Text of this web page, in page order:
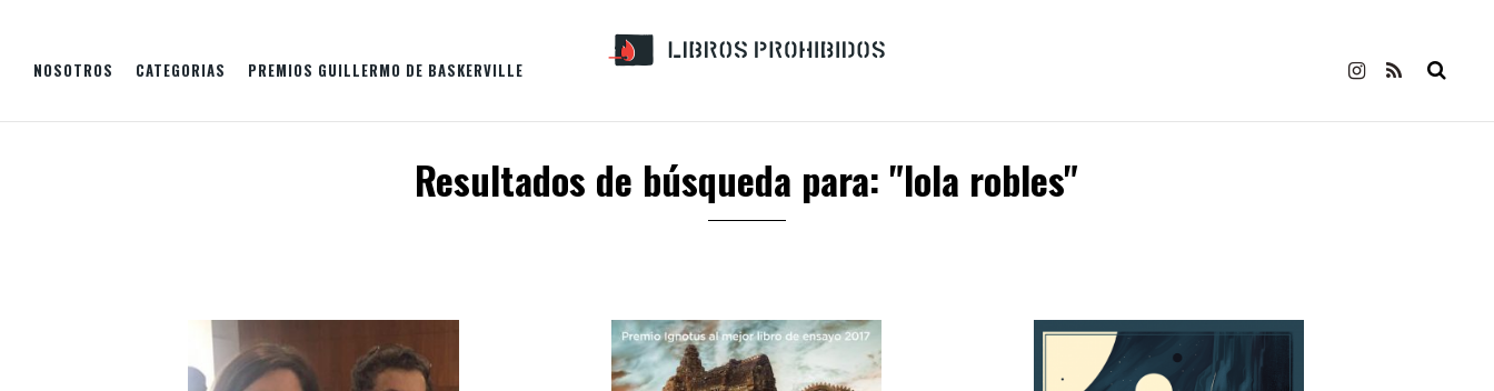
NOSOTROS CATEGORIAS PREMIOS GUILLERMO DE BASKERVILLE
Resultados de búsqueda para: "lola robles"